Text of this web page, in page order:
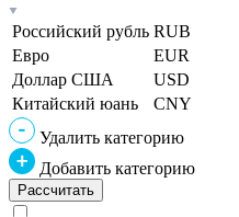
Российский рубль RUB
Евро
EUR
Доллар США
USD
Китайский юань
CNY
Удалить категорию
Добавить категорию